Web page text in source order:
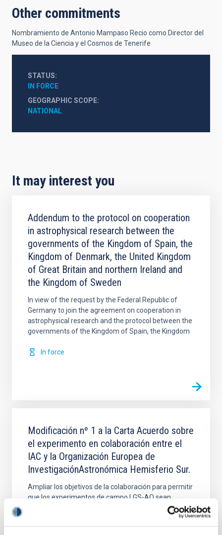
Other commitments
Nombramiento de Antonio Mampaso Recio como Director del
Museo de la Ciencia y el Cosmos de Tenerife
STATUS
IN FORCE
GEOGRAPHIC SCOPE
NATIONAL
It may interest you
Addendum to the protocol on cooperation
in astrophysical research between the
governments of the Kingdom of Spain, the
Kingdom of Denmark, the United Kingdom
of Great Britain and northern Ireland and
the Kingdom of Sweden
In view of the request by the Federal Republic of
Germany to join the agreement on cooperation in
astrophysical research and the protocol between the
governments of the Kingdom of Spain, the Kingdom
In force
Modificación nº 1 a la Carta Acuerdo sobre
el experimento en colaboración entre el
IAC y la Organización Europea de
InvestigaciónAstronómica Hemisferio Sur.
Ampliar los objetivos de la colaboración para permitir
que los experimentos de campo LGS-AO sean
realizados en el telescopio WHT de La Palma en
colaboración científica con el equipo de sistemas de